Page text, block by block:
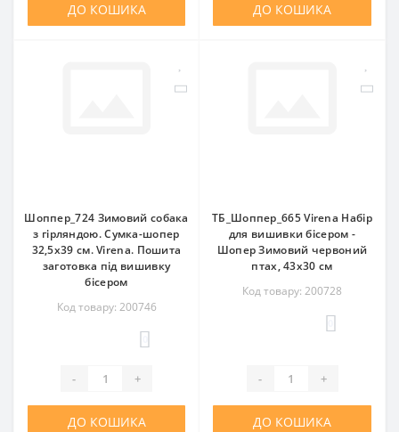
ДО КОШИКА ДО КОШИКА
Шоппер_724 Зимовий собака
з гірляндою. Сумка-шопер
32,5х39 см. Virena. Пошита
заготовка під вишивку
бісером
Код товару: 200746
- +
ДО КОШИКА
ТБ_Шоппер_665 Virena Набір
для вишивки бісером -
Шопер Зимовий червоний
птах, 43x30 см
Код товару: 200728
- +
ДО КОШИКА